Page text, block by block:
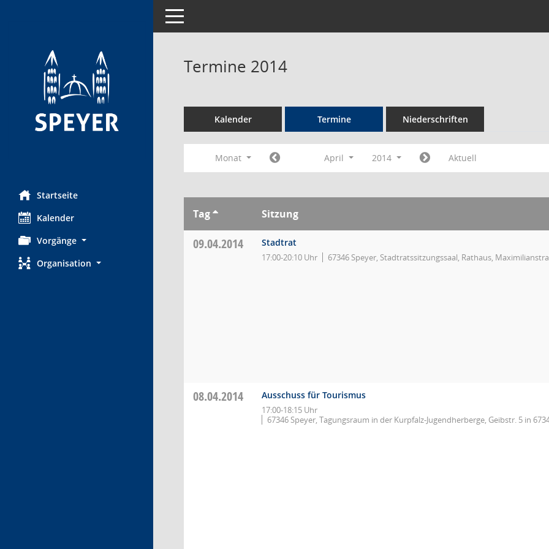
Startseite
Kalender
Vorgänge
Organisation
Toggle navigation
Termine 2014
Kalender Termine Niederschriften
Monat April 2014 Aktuell
Tag Sitzung
09.04.2014 Stadtrat
17:00-20:10 Uhr 67346 Speyer, Stadtratssitzungssaal, Rathaus,
08.04.2014 Ausschuss für Tourismus
17:00-18:15 Uhr
67346 Speyer, Tagungsraum in der Kurpfalz-Jugendherberge, Geibstr. 5 in